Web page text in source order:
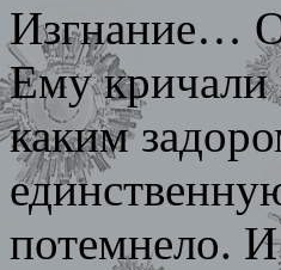
Изгнание…
Ему
каким
потемнело.